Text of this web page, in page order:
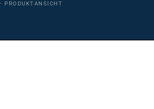
PRODUKTANSICHT